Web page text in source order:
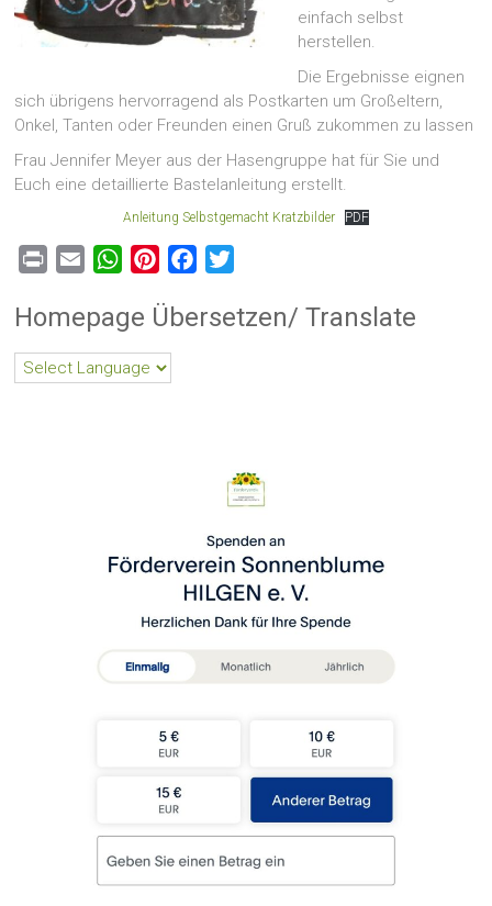
einfach selbst
herstellen.
Die Ergebnisse eignen
sich übrigens hervorragend als Postkarten um Großeltern,
Onkel, Tanten oder Freunden einen Gruß zukommen zu lassen
Frau Jennifer Meyer aus der Hasengruppe hat für Sie und
Euch eine detaillierte Bastelanleitung erstellt.
Anleitung Selbstgemacht Kratzbilder PDF
Print Email WhatsAppPinterestFacebook
Homepage Übersetzen/ Translate